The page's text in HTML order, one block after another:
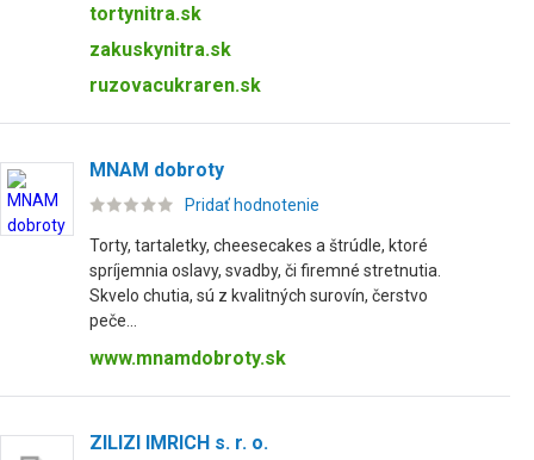
tortynitra.sk
zakuskynitra.sk
ruzovacukraren.sk
MNAM dobroty
Pridať hodnotenie
Torty, tartaletky, cheesecakes a štrúdle, ktoré
spríjemnia oslavy, svadby, či firemné stretnutia.
Skvelo chutia, sú z kvalitných surovín, čerstvo
peče...
www.mnamdobroty.sk
ZILIZI IMRICH s. r. o.